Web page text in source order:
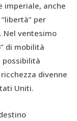
imperiale, anche
per
Nel ventesimo
di mobilità
possibilità
divenne
Uniti.